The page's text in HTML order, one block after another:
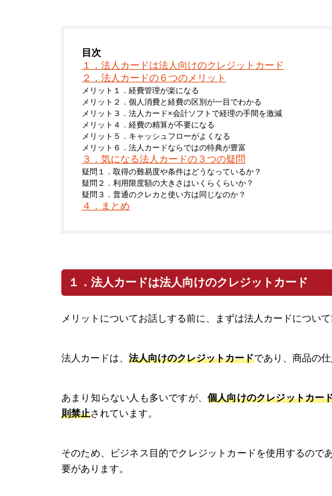
目次
１．法人カードは法人向けのクレジットカード
２．法人カードの６つのメリット
メリット１．経費管理が楽になる
メリット２．個人消費と経費の区別が一目でわかる
メリット３．法人カード×会計ソフトで経理の手間を激減
メリット４．経費の精算が不要になる
メリット５．キャッシュフローがよくなる
メリット６．法人カードならではの特典が豊富
３．気になる法人カードの３つの疑問
疑問１．取得の難易度や条件はどうなっているか？
疑問２．利用限度額の大きさはいくらくらいか？
疑問３．普通のクレカと使い方は同じなのか？
４．まとめ
１．法人カードは法人向けのクレジットカード
メリットについてお話しする前に、まずは法人カードについて
法人カードは、 法人向けのクレジットカードであり、商品の
あまり知らない人も多いですが、 個人向けのクレジットカー
則禁止されています。
そのため、ビジネス目的でクレジットカードを使用するので
要があります。